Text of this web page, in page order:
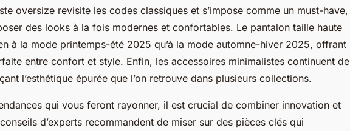
oversize revisite les codes classiques et s’impose comme un must-have,
des looks à la fois modernes et confortables. Le pantalon taille haute
à la mode printemps-été 2025 qu’à la mode automne-hiver 2025, offrant
entre confort et style. Enfin, les accessoires minimalistes continuent de
l’esthétique épurée que l’on retrouve dans plusieurs collections.
qui vous feront rayonner, il est crucial de combiner innovation et
d’experts recommandent de miser sur des pièces clés qui